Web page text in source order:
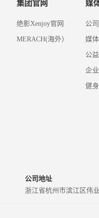
集团官网
绝影Xenjoy官网
MERACH(海外）
媒
公
媒
公
企
健
公司地址
浙江省杭州市滨江区伟